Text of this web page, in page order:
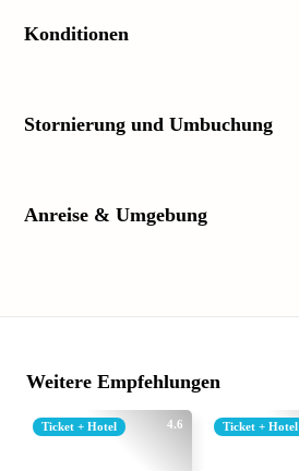
Konditionen
Stornierung und Umbuchung
Anreise & Umgebung
Weitere Empfehlungen
4.6
Ticket + Hotel Ticket + Hotel